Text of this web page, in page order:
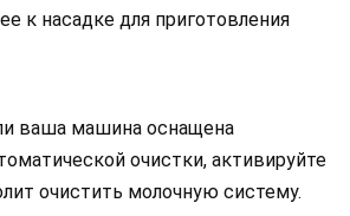
к насадке для приготовления
ваша машина оснащена
очистки, активируйте
очистить молочную систему.